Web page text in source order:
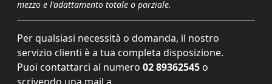
mezzo e l'adattamento totale o parziale.
Per qualsiasi necessità o domanda, il nostro
servizio clienti è a tua completa disposizione.
Puoi contattarci al numero 02 89362545 o